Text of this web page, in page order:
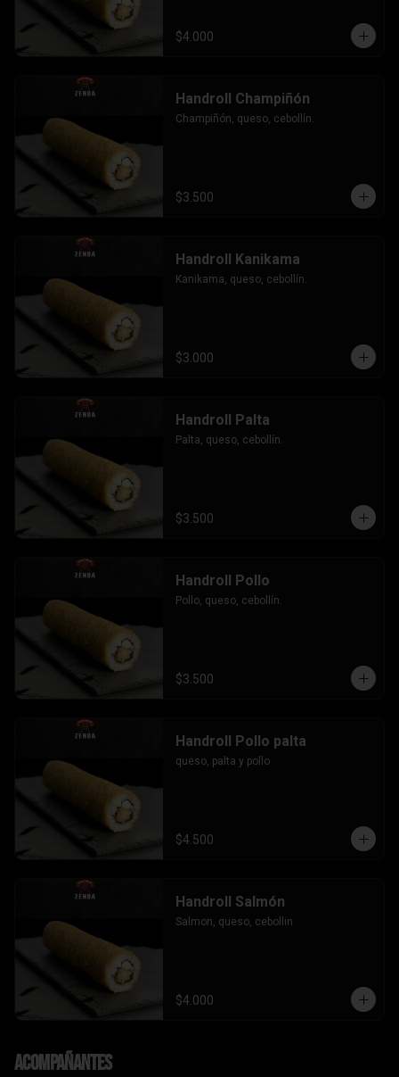
$4.000
Handroll Champiñón
Champiñón, queso, cebollín.
$3.500
Handroll Kanikama
Kanikama, queso, cebollín.
$3.000
Handroll Palta
Palta, queso, cebollín.
$3.500
Handroll Pollo
Pollo, queso, cebollín.
$3.500
Handroll Pollo palta
queso, palta y pollo
$4.500
Handroll Salmón
Salmon, queso, cebollin
$4.000
Acompañantes